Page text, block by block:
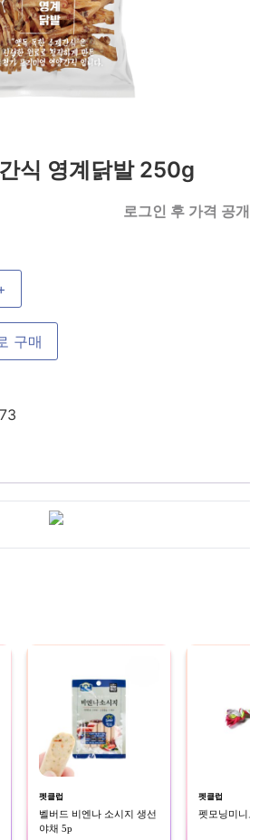
식 영계닭발 250g
로그인 후 가격 공개
구매
펫클럽
벨버드 비엔나 소시지 생선
야채 5p
펫클럽
펫모닝미니